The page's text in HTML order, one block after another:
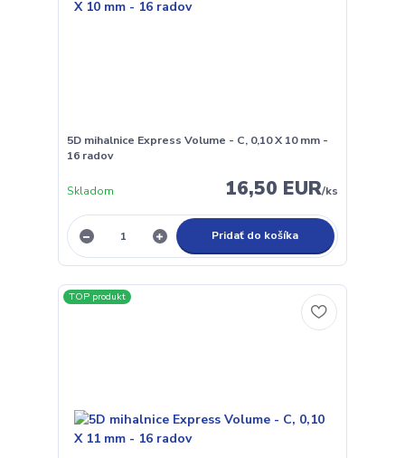
5D mihalnice Express Volume - C, 0,10 X 10 mm -
16 radov
16,50 EUR/ks
Skladom
Pridať do košíka
TOP produkt